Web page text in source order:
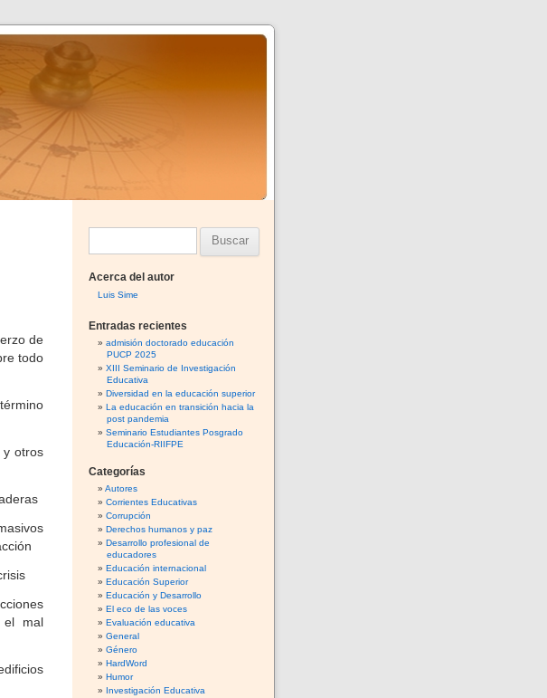
de
todo
y otros
el mal
Acerca del autor
Luis Sime
Entradas recientes
admisión doctorado educación
PUCP 2025
XIII Seminario de Investigación
Educativa
Diversidad en la educación superior
La educación en transición hacia la
post pandemia
Seminario Estudiantes Posgrado
Educación-RIIFPE
Categorías
Autores
Corrientes Educativas
Corrupción
Derechos humanos y paz
Desarrollo profesional de
educadores
Educación internacional
Educación Superior
Educación y Desarrollo
El eco de las voces
Evaluación educativa
General
Género
HardWord
Humor
Investigación Educativa